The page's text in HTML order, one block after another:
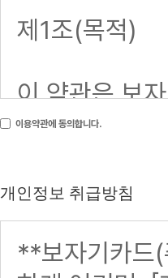
이용약관에 동의합니다.
개인정보 취급방침